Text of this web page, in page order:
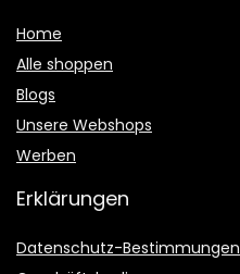
Home
Alle shoppen
Blogs
Unsere Webshops
Werben
Erklärungen
Datenschutz-Bestimmungen